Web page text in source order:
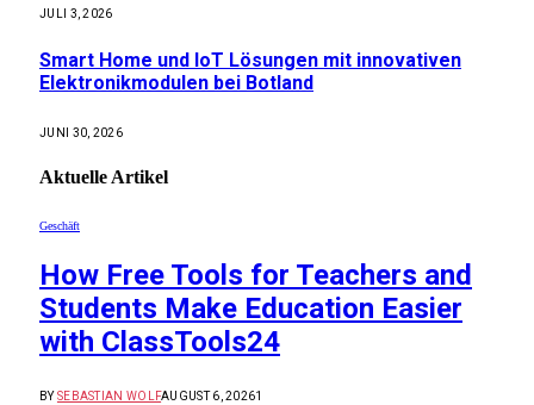
JULI 3, 2026
Smart Home und IoT Lösungen mit innovativen
Elektronikmodulen bei Botland
JUNI 30, 2026
Aktuelle Artikel
Geschäft
How Free Tools for Teachers and
Students Make Education Easier
with ClassTools24
BY SEBASTIAN WOLFAUGUST 6, 20261